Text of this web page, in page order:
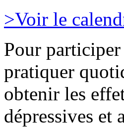
>Voir le
Pour participer
pratiquer
obtenir les
dépressives et